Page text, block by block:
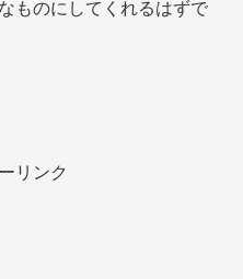
ものにしてくれるはずで
リンク